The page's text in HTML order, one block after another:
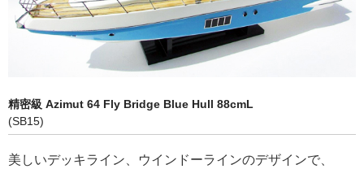
豪華客船 (Luxury Liners)
戦艦 (Battle Ships)
ｸﾙｰｻﾞｰ､ｽﾋﾟｰﾄﾞﾎﾞｰﾄ (Modern Yachts , Speed Boats)
精密級 Azimut 64 Fly Bridge Blue Hull 88cmL
(SB15)
美しいデッキライン、ウインドーラインのデザインで、